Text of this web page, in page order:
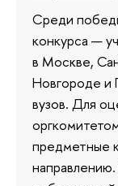
Среди
конкурса —
в Москве,
Новгороде и
вузов. Для
предметные